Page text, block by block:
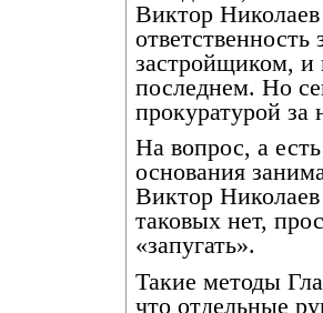
Виктор Николаев
ответственность
застройщиком, и
последнем. Но
прокуратурой за
На вопрос, а
основания
Виктор
таковых нет,
«запугать».
Такие методы
что отдельные